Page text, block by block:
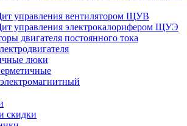
управления вентилятором ЩУВ
управления электрокалорифером ЩУЭ
двигателя постоянного тока
люки
скидки